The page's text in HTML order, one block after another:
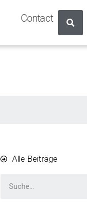
Contact
Alle Beiträge